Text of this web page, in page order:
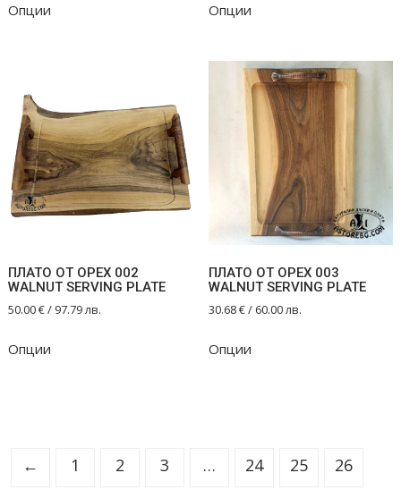
Опции Опции
ПЛАТО ОТ ОРЕХ 002
WALNUT SERVING PLATE
50.00€/ 97.79 лв.
Опции
ПЛАТО ОТ ОРЕХ 003
WALNUT SERVING PLATE
30.68€/ 60.00 лв.
Опции
← 1 2 3 … 24 25 26